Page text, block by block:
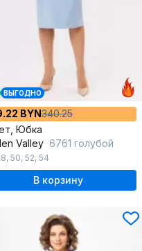
ВЫГОДНО
BYN340.25
Юбка
Valley 6761 голубой
, 50, 52, 54
В корзину